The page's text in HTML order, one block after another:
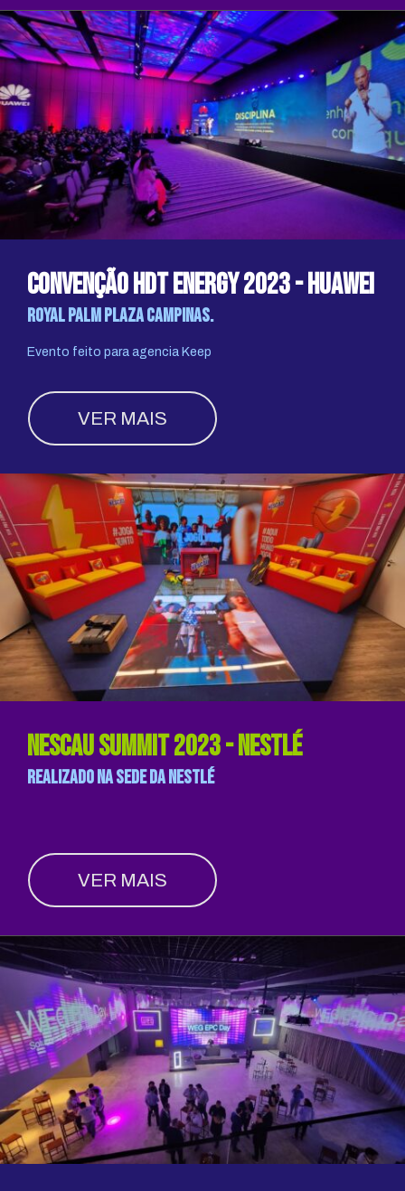
Convenção HDT Energy 2023 - huawei
Royal Palm Plaza campinas.
Evento feito para agencia Keep
VER MAIS
nescau summit 2023 - NESTLÉ
realizado na sede da nestlé
VER MAIS